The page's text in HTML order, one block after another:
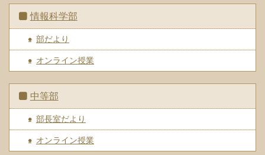
情報科学部
部だより
オンライン授業
中等部
部長室だより
オンライン授業